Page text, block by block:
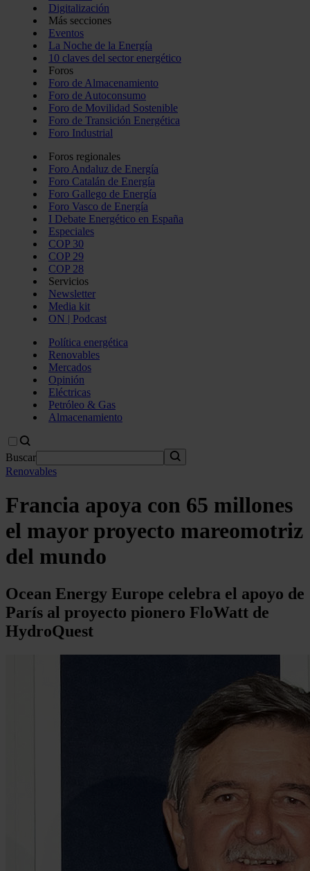
Digitalización
Más secciones
Eventos
La Noche de la Energía
10 claves del sector energético
Foros
Foro de Almacenamiento
Foro de Autoconsumo
Foro de Movilidad Sostenible
Foro de Transición Energética
Foro Industrial
Foros regionales
Foro Andaluz de Energía
Foro Catalán de Energía
Foro Gallego de Energía
Foro Vasco de Energía
I Debate Energético en España
Especiales
COP 30
COP 29
COP 28
Servicios
Newsletter
Media kit
ON | Podcast
Política energética
Renovables
Mercados
Opinión
Eléctricas
Petróleo & Gas
Almacenamiento
Buscar
Renovables
Francia apoya con 65 millones
el mayor proyecto mareomotriz
del mundo
Ocean Energy Europe celebra el apoyo de
París al proyecto pionero FloWatt de
HydroQuest